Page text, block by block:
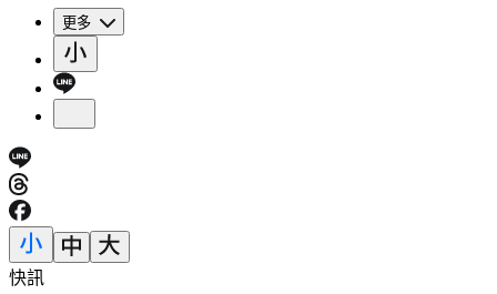
更多
快訊